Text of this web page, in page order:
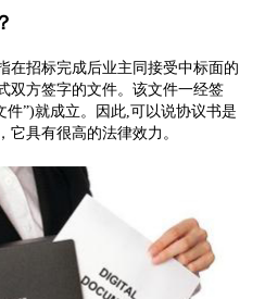
在招标完成后业主同接受中标面的
双方签字的文件。该文件一经签
”)就成立。因此,可以说协议书是
具有很高的法律效力。